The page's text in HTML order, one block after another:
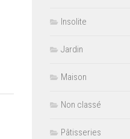
Insolite
Jardin
Maison
Non classé
Pâtisseries